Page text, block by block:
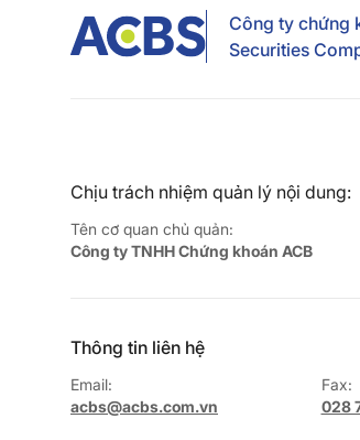
Công ty chứng
Securities
Chịu trách nhiệm quản lý nội dung:
Tên cơ quan chủ quản:
Công ty TNHH Chứng khoán ACB
Thông tin liên hệ
Email:
acbs@acbs.com.vn
Fax:
028